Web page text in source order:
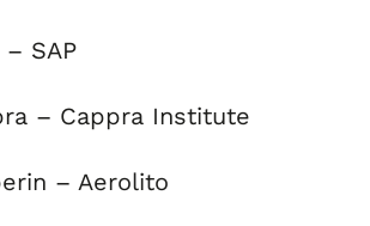
SAP
– Cappra Institute
– Aerolito